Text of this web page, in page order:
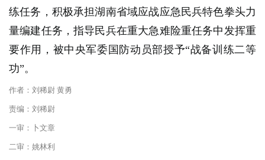
练任务，积极承担湖南省域应战应急民兵特色拳头力
量编建任务，指导民兵在重大急难险重任务中发挥重
要作用，被中央军委国防动员部授予“战备训练二等
功”。
作者：刘稀尉 黄勇
责编：刘稀尉
一审：卜文章
二审：姚林利